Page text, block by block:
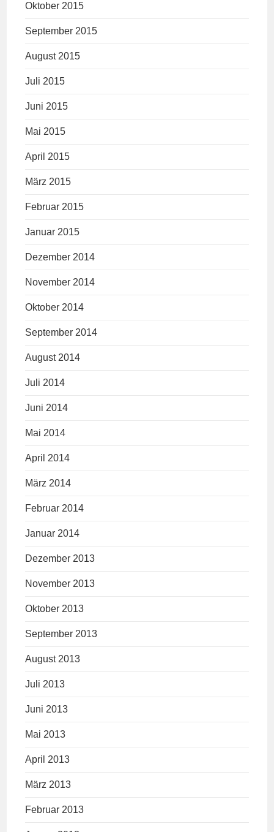
Oktober 2015
September 2015
August 2015
Juli 2015
Juni 2015
Mai 2015
April 2015
März 2015
Februar 2015
Januar 2015
Dezember 2014
November 2014
Oktober 2014
September 2014
August 2014
Juli 2014
Juni 2014
Mai 2014
April 2014
März 2014
Februar 2014
Januar 2014
Dezember 2013
November 2013
Oktober 2013
September 2013
August 2013
Juli 2013
Juni 2013
Mai 2013
April 2013
März 2013
Februar 2013